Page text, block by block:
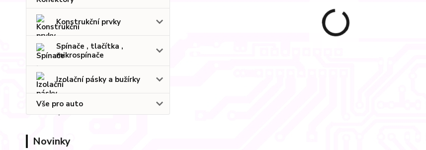
Konstrukční prvky
Spínače , tlačítka ,
mikrospínače
Izolační pásky a bužírky
Vše pro auto
Novinky